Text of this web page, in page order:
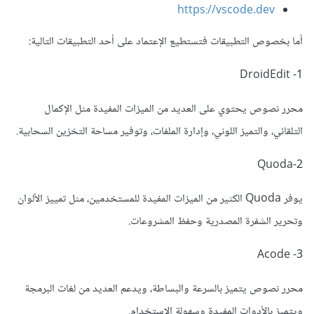
https://vscode.dev
أما بخصوص التطبيقات فتستطيع الإعتماد على أحد التطبيقات التالية:
1- DroidEdit
محرر نصوص يحتوي على العديد من الميزات المفيدة مثل الإكمال
التلقائي، والتميز اللوني، وإدارة الملفات، وتوفير مساحة التخزين السحابية.
2-Quoda
يوفر Quoda الكثير من الميزات المفيدة للمستخدمين، مثل تمييز الألوان
وتحرير الشفرة المصدرية وحفظ المشروعات.
3- Acode
محرر نصوص يتميز بالسرعة والبساطة، ويدعم العديد من لغات البرمجة